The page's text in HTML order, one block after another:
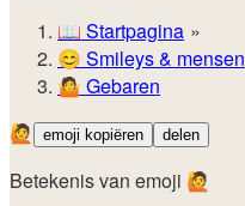
📖 Startpagina
😊️ Smileys & mensen
🤷 Gebaren
🙋
emoji kopiëren delen
Betekenis van emoji 🙋